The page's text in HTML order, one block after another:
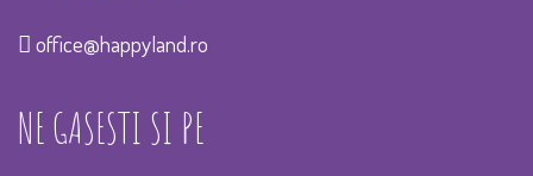
office@happyland.ro
NE GASESTI SI PE